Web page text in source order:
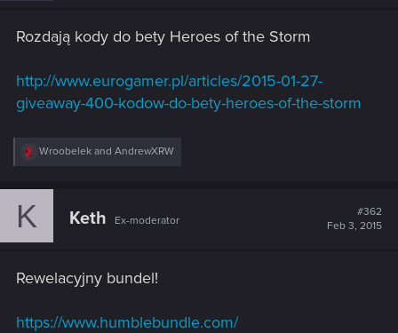
Rozdają kody do bety Heroes of the Storm
http://www.eurogamer.pl/articles/2015-01-27-
giveaway-400-kodow-do-bety-heroes-of-the-storm
R
c
:
Wroobelek and AndrewXRW
K Keth Ex-moderator
#362
Feb 3, 2015
Rewelacyjny bundel!
https://www.humblebundle.com/